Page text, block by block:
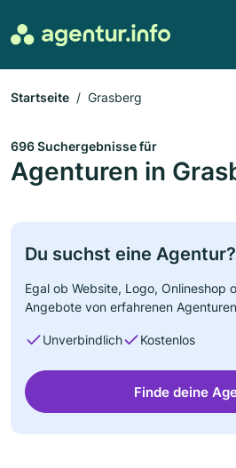
Startseite Grasberg
696 Suchergebnisse für
Agenturen in
Du suchst eine Agentur?
Egal ob Website, Logo, Onlineshop
Angebote von erfahrenen
Unverbindlich Kostenlos
Finde deine